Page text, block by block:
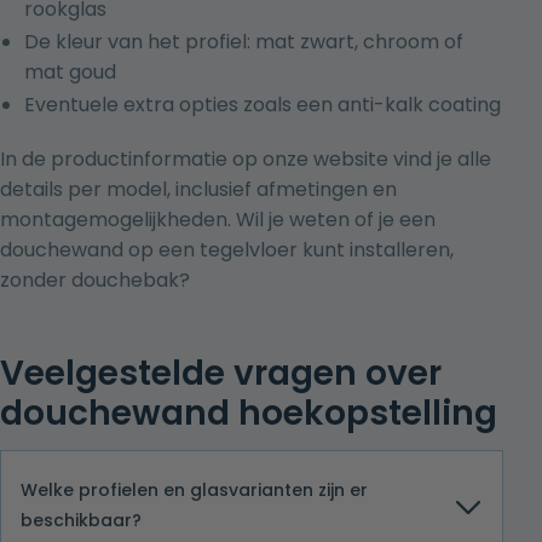
rookglas
De kleur van het profiel: mat zwart, chroom of
mat goud
Eventuele extra opties zoals een anti-kalk coating
In de productinformatie op onze website vind je alle
details per model, inclusief afmetingen en
montagemogelijkheden. Wil je weten of je een
douchewand op een tegelvloer kunt installeren,
zonder douchebak?
Veelgestelde vragen over
douchewand hoekopstelling
Welke profielen en glasvarianten zijn er
beschikbaar?